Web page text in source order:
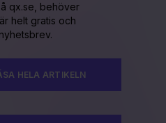
qx.se, behöver
helt gratis och
HELA ARTIKELN